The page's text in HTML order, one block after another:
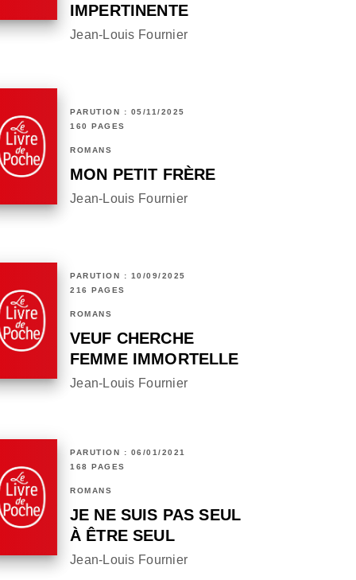
IMPERTINENTE
Jean-Louis Fournier
PARUTION : 05/11/2025
160 PAGES
ROMANS
MON PETIT FRÈRE
Jean-Louis Fournier
PARUTION : 10/09/2025
216 PAGES
ROMANS
VEUF CHERCHE
FEMME IMMORTELLE
Jean-Louis Fournier
PARUTION : 06/01/2021
168 PAGES
ROMANS
JE NE SUIS PAS SEUL
À ÊTRE SEUL
Jean-Louis Fournier